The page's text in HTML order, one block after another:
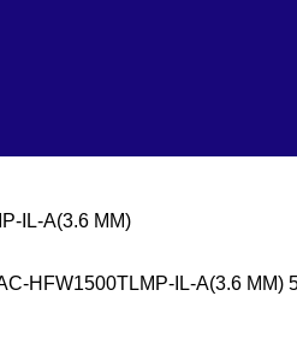
HFW1500TLMP-IL-A(3.6